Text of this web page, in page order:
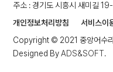
주소 : 경기도 시흥시 새미길
개인정보처리방침
서비스이
Copyright © 2021 중앙어수
Designed ByADS&SOFT.